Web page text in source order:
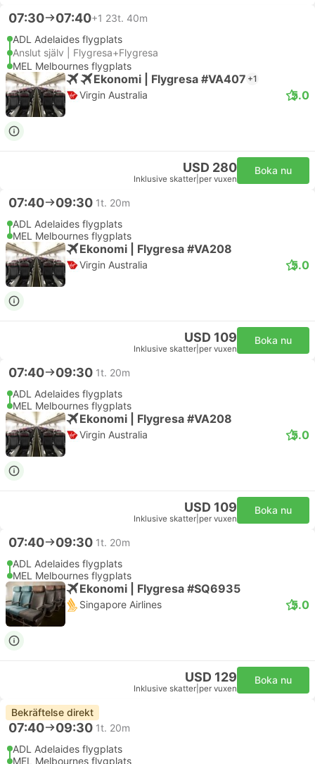
07:30 07:40+1 23t. 40m
ADL Adelaides flygplats
Anslut själv | Flygresa+Flygresa
MEL Melbournes flygplats
Ekonomi | Flygresa #VA407 +1
Virgin Australia 5.0
USD 280
Inklusive skatter per vuxen
Boka nu
07:40 09:30 1t. 20m
ADL Adelaides flygplats
MEL Melbournes flygplats
Ekonomi | Flygresa #VA208
Virgin Australia 5.0
USD 109
Inklusive skatter per vuxen
Boka nu
07:40 09:30 1t. 20m
ADL Adelaides flygplats
MEL Melbournes flygplats
Ekonomi | Flygresa #VA208
Virgin Australia 5.0
USD 109
Inklusive skatter per vuxen
Boka nu
07:40 09:30 1t. 20m
ADL Adelaides flygplats
MEL Melbournes flygplats
Ekonomi | Flygresa #SQ6935
Singapore Airlines 5.0
USD 129
Inklusive skatter per vuxen
Boka nu
Bekräftelse direkt
07:40 09:30 1t. 20m
ADL Adelaides flygplats
MEL Melbournes flygplats